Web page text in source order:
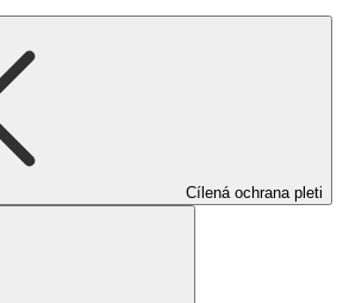
Cílená ochrana pleti